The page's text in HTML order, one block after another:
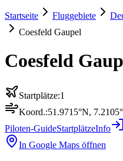
Startseite Fluggebiete
Coesfeld Gaupel
Coesfeld
Startplätze:1
Koord.:51.9715°N, 7.2105
Piloten-GuideStartplätzeInfo
In Google Maps öffnen